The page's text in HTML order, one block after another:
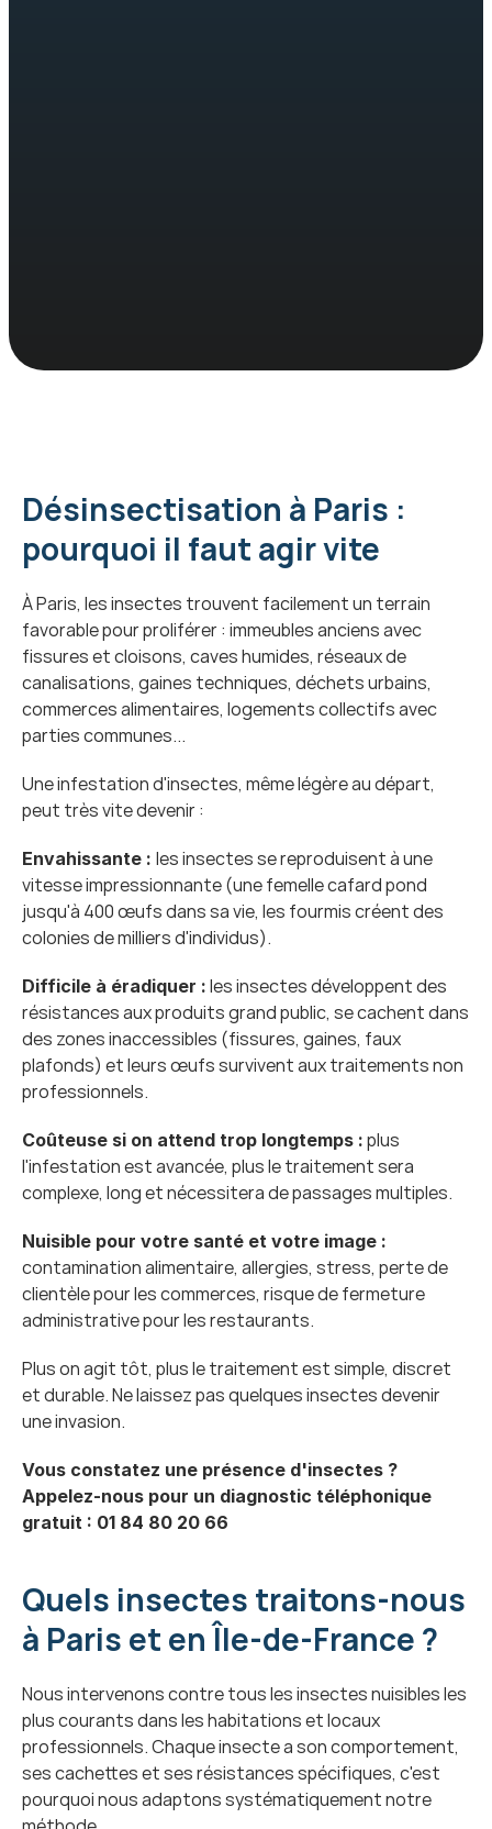
Désinsectisation à Paris :
pourquoi il faut agir vite
À Paris, les insectes trouvent facilement un terrain
favorable pour proliférer : immeubles anciens avec
fissures et cloisons, caves humides, réseaux de
canalisations, gaines techniques, déchets urbains,
commerces alimentaires, logements collectifs avec
parties communes...
Une infestation d'insectes, même légère au départ,
peut très vite devenir :
Envahissante : les insectes se reproduisent à une
vitesse impressionnante (une femelle cafard pond
jusqu'à 400 œufs dans sa vie, les fourmis créent des
colonies de milliers d'individus).
Difficile à éradiquer : les insectes développent des
résistances aux produits grand public, se cachent dans
des zones inaccessibles (fissures, gaines, faux
plafonds) et leurs œufs survivent aux traitements non
professionnels.
Coûteuse si on attend trop longtemps : plus
l'infestation est avancée, plus le traitement sera
complexe, long et nécessitera de passages multiples.
contamination alimentaire, allergies, stress, perte de
clientèle pour les commerces, risque de fermeture
administrative pour les restaurants.
Plus on agit tôt, plus le traitement est simple, discret
et durable. Ne laissez pas quelques insectes devenir
une invasion.
Vous constatez une présence d'insectes ?
Appelez-nous pour un diagnostic téléphonique
gratuit : 01 84 80 20 66
Quels insectes traitons-nous
à Paris et en Île-de-France ?
Nous intervenons contre tous les insectes nuisibles les
plus courants dans les habitations et locaux
professionnels. Chaque insecte a son comportement,
ses cachettes et ses résistances spécifiques, c'est
pourquoi nous adaptons systématiquement notre